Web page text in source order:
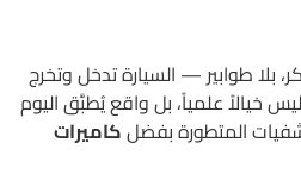
بلا طوابير — السيارة تدخل وتخرج
خيالاً علمياً، بل واقع يُطبَّق اليوم
المتطورة بفضلكاميرات